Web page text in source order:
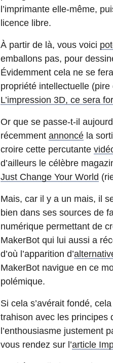
l’imprimante elle-même,
licence libre.
À partir de là, vous voici
emballons pas, pour
Évidemment cela ne se
propriété intellectuelle
L’impression 3D, ce sera
Or que se passe-t-il
récemment annoncéla
croire cette percutante
d’ailleurs le célèbre
Just Change Your World
Mais, car il y a un mais, il
bien dans ses sources de
numérique permettant de
MakerBot qui lui aussi a
d’où l’apparition d’
MakerBot navigue en ce
polémique.
Si cela s’avérait fondé,
trahison avec les principes
l’enthousiasme justement
vous rendez sur l’article